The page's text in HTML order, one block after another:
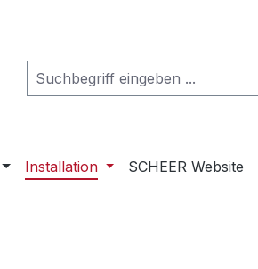
Installation SCHEER Website